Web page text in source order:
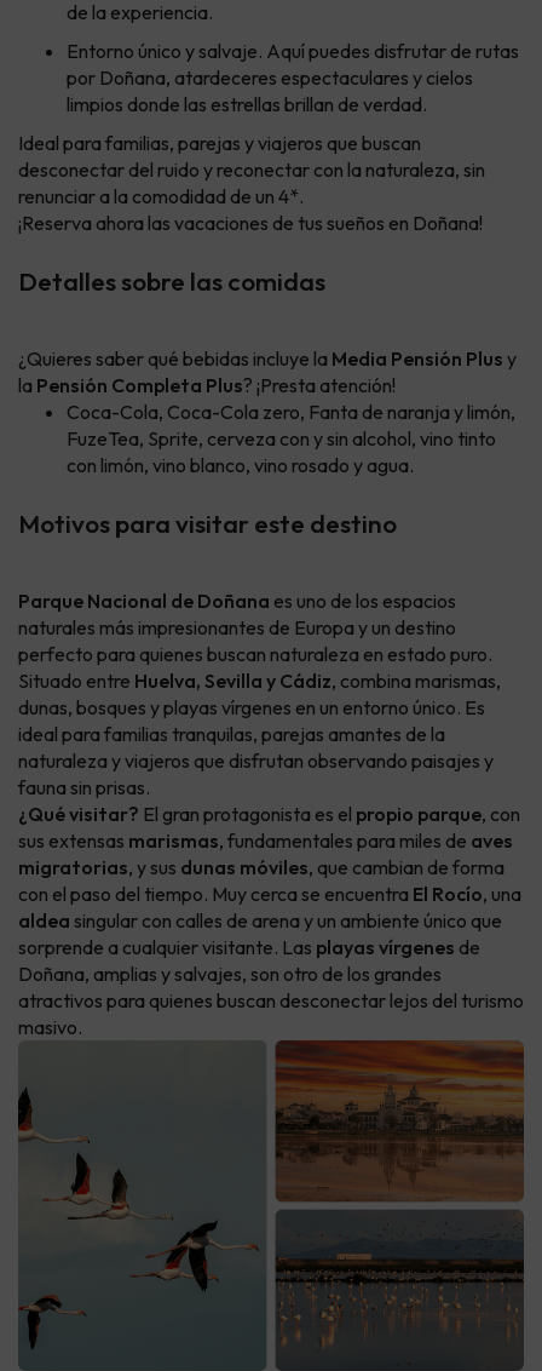
de la experiencia.
Entorno único y salvaje. Aquí puedes disfrutar de rutas
por Doñana, atardeceres espectaculares y cielos
limpios donde las estrellas brillan de verdad.
Ideal para familias, parejas y viajeros que buscan
desconectar del ruido y reconectar con la naturaleza, sin
renunciar a la comodidad de un 4*.
¡Reserva ahora las vacaciones de tus sueños en Doñana!
Detalles sobre las comidas
¿Quieres saber qué bebidas incluye la Media Pensión Plus y
la Pensión Completa Plus? ¡Presta atención!
Coca-Cola, Coca-Cola zero, Fanta de naranja y limón,
FuzeTea, Sprite, cerveza con y sin alcohol, vino tinto
con limón, vino blanco, vino rosado y agua.
Motivos para visitar este destino
Parque Nacional de Doñana es uno de los espacios
naturales más impresionantes de Europa y un destino
perfecto para quienes buscan naturaleza en estado puro.
Situado entre Huelva, Sevilla y Cádiz, combina marismas,
dunas, bosques y playas vírgenes en un entorno único. Es
ideal para familias tranquilas, parejas amantes de la
naturaleza y viajeros que disfrutan observando paisajes y
fauna sin prisas.
¿Qué visitar? El gran protagonista es el propio parque, con
sus extensas marismas, fundamentales para miles de aves
migratorias, y sus dunas móviles, que cambian de forma
con el paso del tiempo. Muy cerca se encuentra El Rocío, una
aldea singular con calles de arena y un ambiente único que
sorprende a cualquier visitante. Las playas vírgenes de
Doñana, amplias y salvajes, son otro de los grandes
atractivos para quienes buscan desconectar lejos del turismo
masivo.